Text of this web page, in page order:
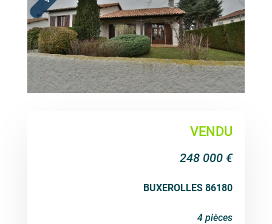
VENDU
248 000 €
BUXEROLLES 86180
4 pièces